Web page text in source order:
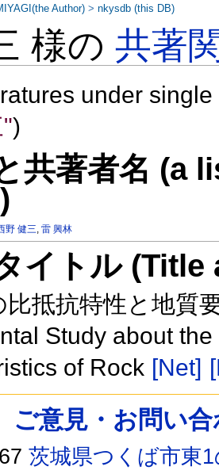
様の共著
under
)
共著者名 (a
野 健三,雷 興林
イトル
比抵抗特性と地質
Study about
of Rock [Net]
Author) >nkysdb (this DB)
ご意見・お問い
茨城県つくば市東